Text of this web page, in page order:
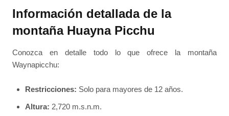
Información detallada de la
montaña Huayna Picchu
Conozca en detalle todo lo que ofrece la montaña
Waynapicchu:
Restricciones: Solo para mayores de 12 años.
Altura: 2,720 m.s.n.m.